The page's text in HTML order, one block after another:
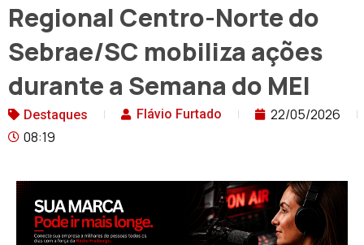
Regional Centro-Norte do
Sebrae/SC mobiliza ações
durante a Semana do MEI
Destaques Flávio Furtado
22/05/2026
08:19